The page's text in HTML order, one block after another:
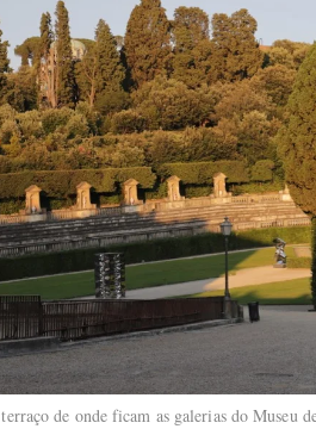
de onde ficam as galerias do Museu